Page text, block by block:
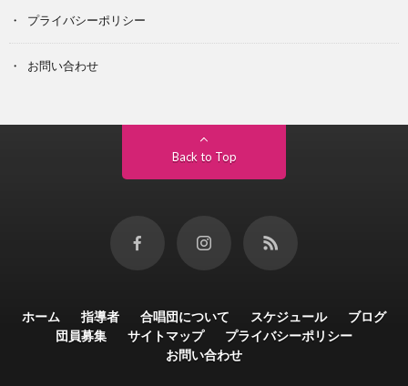
プライバシーポリシー
お問い合わせ
Back to Top
ホーム 指導者 合唱団について スケジュール
ブログ
団員募集
サイトマップ
プライバシーポリシー
お問い合わせ